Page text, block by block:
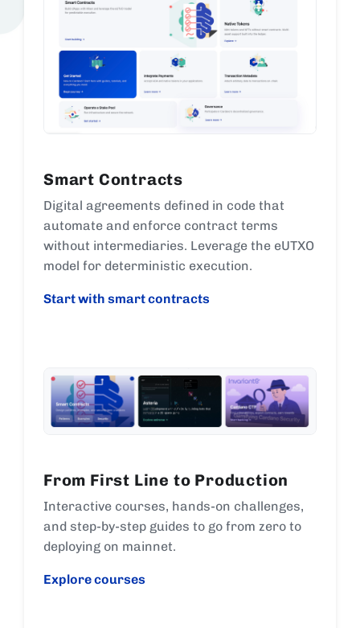
Smart Contracts
Digital agreements defined in code that
automate and enforce contract terms
without intermediaries. Leverage the eUTXO
model for deterministic execution.
Start with smart contracts
From First Line to Production
Interactive courses, hands-on challenges,
and step-by-step guides to go from zero to
deploying on mainnet.
Explore courses